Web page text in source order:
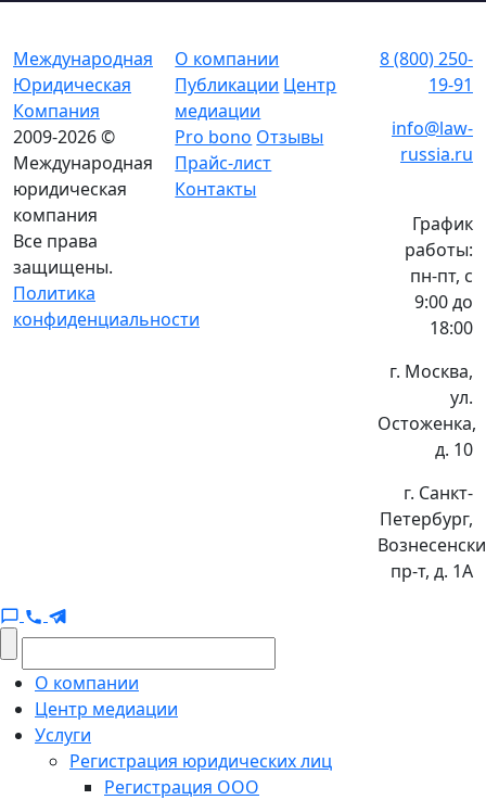
Международная
Юридическая
Компания
2009-2026 ©
Международная
юридическая
компания
Все права
защищены.
Политика
конфиденциальности
О компании
Публикации Центр
медиации
Pro bono Отзывы
Прайс-лист
Контакты
8 (800) 250-
19-91
info@law-
russia.ru
График
работы:
пн-пт, с
9:00 до
18:00
г. Москва,
ул.
Остоженка,
д. 10
г. Санкт-
Петербург,
пр-т, д. 1А
О компании
Центр медиации
Услуги
Регистрация юридических лиц
Регистрация ООО